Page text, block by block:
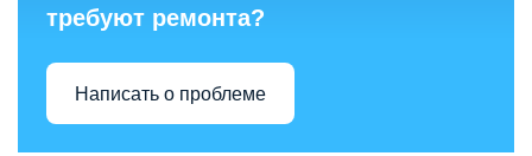
требуют ремонта?
Написать о проблеме